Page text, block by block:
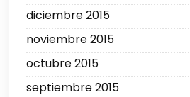
diciembre 2015
noviembre 2015
octubre 2015
septiembre 2015